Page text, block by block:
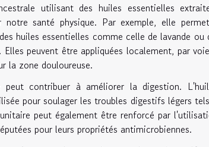
utilisant des huiles essentielles
santé physique. Par exemple, elle
huiles essentielles comme celle de lavande
Elles peuvent être appliquées localement, par
la zone douloureuse.
peut contribuer à améliorer la digestion.
pour soulager les troubles digestifs légers
peut également être renforcé par
pour leurs propriétés antimicrobiennes.